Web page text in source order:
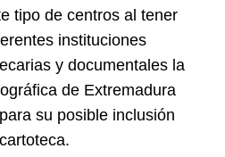
tipo de centros al tener
instituciones
y documentales la
de Extremadura
su posible inclusión